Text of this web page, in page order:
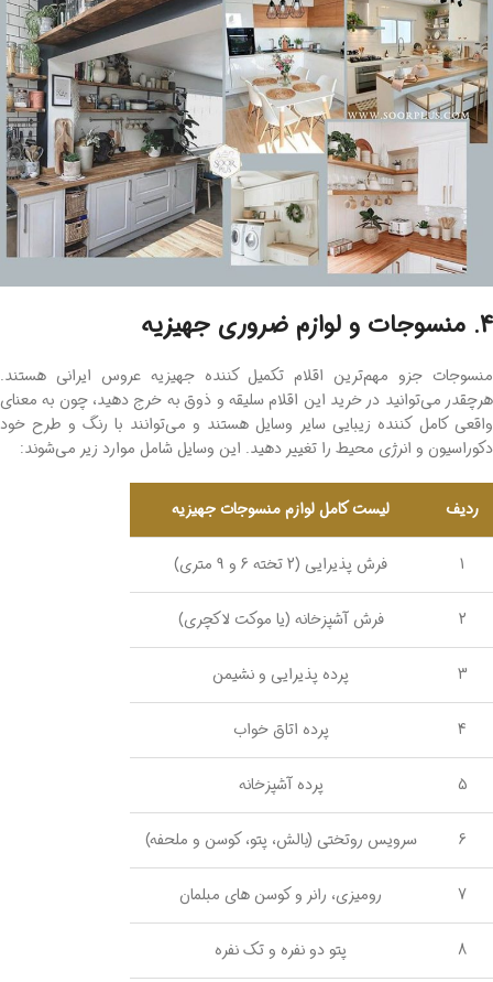
4. منسوجات و لوازم ضروری جهیزیه
منسوجات جزو مهم‌ترین اقلام تکمیل کننده جهیزیه عروس ایرانی هستند.
هرچقدر می‌توانید در خرید این اقلام سلیقه و ذوق به خرج دهید، چون به معنای
واقعی کامل کننده زیبایی سایر وسایل هستند و می‌توانند با رنگ و طرح خود
دکوراسیون و انرژی محیط را تغییر دهید. این وسایل شامل موارد زیر می‌شوند:
ردیف لیست کامل لوازم منسوجات جهیزیه
1 فرش پذیرایی (2 تخته 6 و 9 متری)
2 فرش آشپزخانه (یا موکت لاکچری)
3 پرده پذیرایی و نشیمن
4 پرده اتاق خواب
5 پرده آشپزخانه
6 سرویس روتختی (بالش، پتو، کوسن و ملحفه)
7 رومیزی، رانر و کوسن های مبلمان
8 پتو دو نفره و تک نفره